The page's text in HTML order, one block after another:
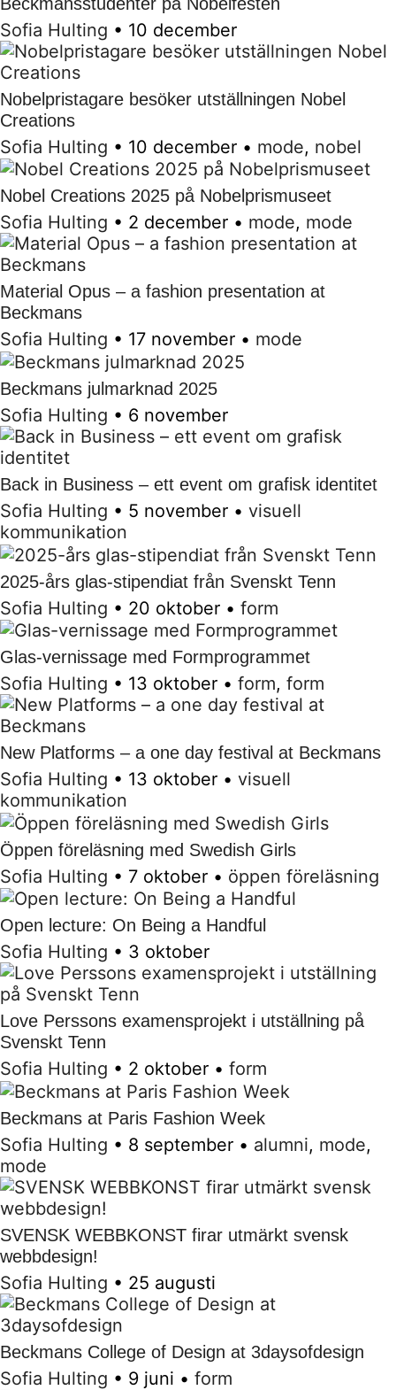
Sofia Hulting • 10 december
Nobelpristagare besöker utställningen Nobel
Creations
Sofia Hulting • 10 december • mode, nobel
Nobel Creations 2025 på Nobelprismuseet
Sofia Hulting • 2 december • mode, mode
Material Opus – a fashion presentation at
Beckmans
Sofia Hulting • 17 november • mode
Beckmans julmarknad 2025
Sofia Hulting • 6 november
Back in Business – ett event om grafisk identitet
Sofia Hulting • 5 november • visuell
kommunikation
2025-års glas-stipendiat från Svenskt Tenn
Sofia Hulting • 20 oktober • form
Glas-vernissage med Formprogrammet
Sofia Hulting • 13 oktober • form, form
New Platforms – a one day festival at Beckmans
Sofia Hulting • 13 oktober • visuell
kommunikation
Öppen föreläsning med Swedish Girls
Sofia Hulting • 7 oktober • öppen föreläsning
Open lecture: On Being a Handful
Sofia Hulting • 3 oktober
Love Perssons examensprojekt i utställning på
Svenskt Tenn
Sofia Hulting • 2 oktober • form
Beckmans at Paris Fashion Week
Sofia Hulting • 8 september • alumni, mode,
mode
SVENSK WEBBKONST firar utmärkt svensk
webbdesign!
Sofia Hulting • 25 augusti
Beckmans College of Design at 3daysofdesign
Sofia Hulting • 9 juni • form